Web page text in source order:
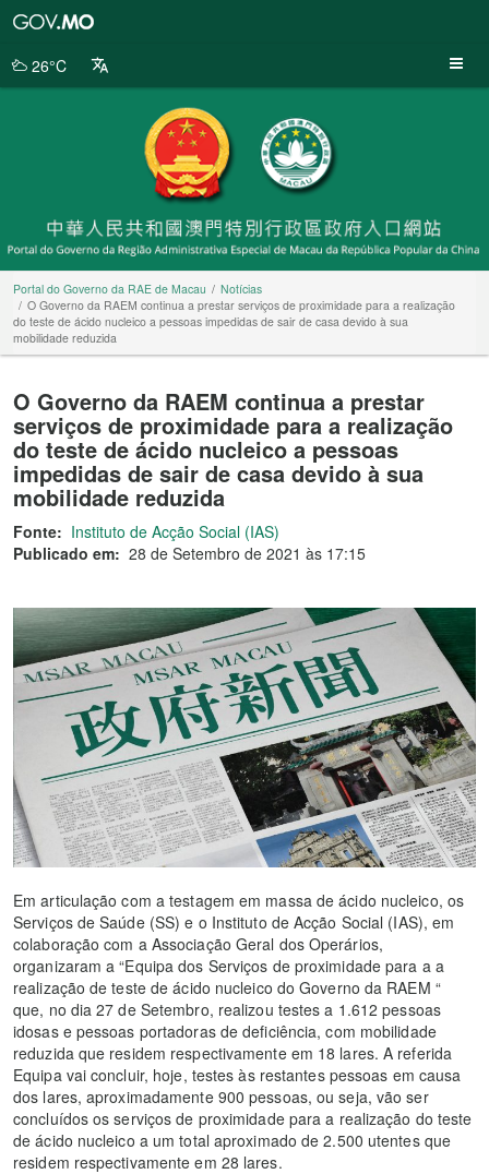
da
26°C
Portal do Governo da RAE de Macau
Notícias
O Governo da RAEM continua a prestar serviços de proximidade para a realização
do teste de ácido nucleico a pessoas impedidas de sair de casa devido à sua
mobilidade reduzida
O Governo da RAEM continua a prestar
serviços de proximidade para a realização
do teste de ácido nucleico a pessoas
impedidas de sair de casa devido à sua
mobilidade reduzida
Fonte: Instituto de Acção Social (IAS)
Publicado em: 28 de Setembro de 2021 às 17:15
Em articulação com a testagem em massa de ácido nucleico, os
Serviços de Saúde (SS) e o Instituto de Acção Social (IAS), em
colaboração com a Associação Geral dos Operários,
organizaram a “Equipa dos Serviços de proximidade para a a
realização de teste de ácido nucleico do Governo da RAEM “
que, no dia 27 de Setembro, realizou testes a 1.612 pessoas
idosas e pessoas portadoras de deficiência, com mobilidade
reduzida que residem respectivamente em 18 lares. A referida
Equipa vai concluir, hoje, testes às restantes pessoas em causa
dos lares, aproximadamente 900 pessoas, ou seja, vão ser
concluídos os serviços de proximidade para a realização do teste
de ácido nucleico a um total aproximado de 2.500 utentes que
residem respectivamente em 28 lares.